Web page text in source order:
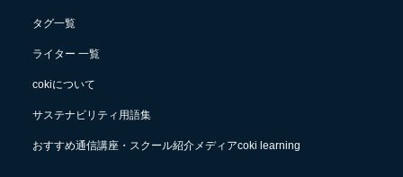
タグ一覧
ライター 一覧
cokiについて
サステナビリティ用語集
おすすめ通信講座・スクール紹介メディアcoki learning